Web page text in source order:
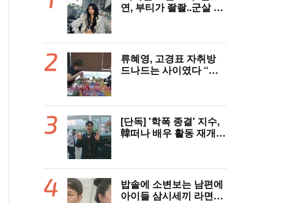
연, 부티가 좔좔..군살 제
류혜영, 고경표 자취방
드나드는 사이였다 “부
[단독] '학폭 종결' 지수,
韓떠나 배우 활동 재개
터뷰)
밥솥에 소변보는 남편에
아이들 삼시세끼 라면…